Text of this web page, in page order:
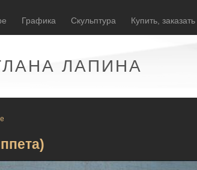
Графика Скульптура Купить,
ЛАПИНА